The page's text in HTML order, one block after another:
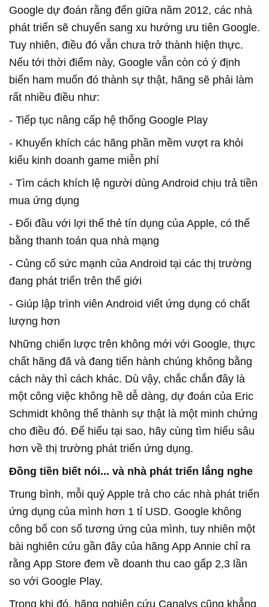
Google dự đoán rằng đến giữa năm 2012, các nhà
phát triển sẽ chuyển sang xu hướng ưu tiên Google.
Tuy nhiên, điều đó vẫn chưa trở thành hiện thực.
Nếu tới thời điểm này, Google vẫn còn có ý định
biến ham muốn đó thành sự thật, hãng sẽ phải làm
rất nhiều điều như:
- Tiếp tục nâng cấp hệ thống Google Play
- Khuyến khích các hãng phần mềm vượt ra khỏi
kiểu kinh doanh game miễn phí
- Tìm cách khích lệ người dùng Android chịu trả tiền
mua ứng dụng
- Đối đầu với lợi thế thẻ tín dụng của Apple, có thể
bằng thanh toán qua nhà mạng
- Củng cố sức mạnh của Android tại các thị trường
đang phát triển trên thế giới
- Giúp lập trình viên Android viết ứng dụng có chất
lượng hơn
Những chiến lược trên không mới với Google, thực
chất hãng đã và đang tiến hành chúng không bằng
cách này thì cách khác. Dù vậy, chắc chắn đây là
một công việc không hề dễ dàng, dự đoán của Eric
Schmidt không thể thành sự thật là một minh chứng
cho điều đó. Để hiểu tại sao, hãy cùng tìm hiểu sâu
hơn về thị trường phát triển ứng dụng.
Đồng tiền biết nói... và nhà phát triển lắng nghe
Trung bình, mỗi quý Apple trả cho các nhà phát triển
ứng dụng của mình hơn 1 tỉ USD. Google không
công bố con số tương ứng của mình, tuy nhiên một
bài nghiên cứu gần đây của hãng App Annie chỉ ra
rằng App Store đem về doanh thu cao gấp 2,3 lần
so với Google Play.
Trong khi đó, hãng nghiên cứu Canalys cũng khẳng